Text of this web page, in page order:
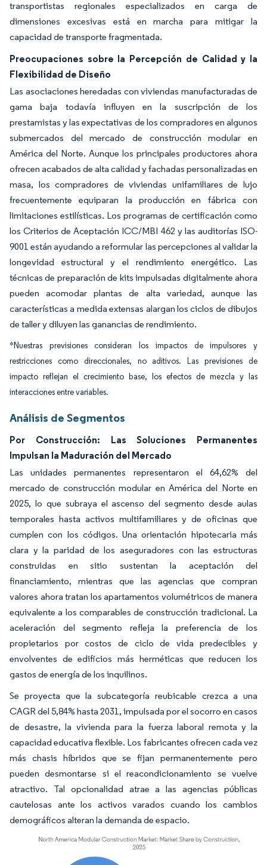
transportistas regionales especializados en carga de
dimensiones excesivas está en marcha para mitigar la
capacidad de transporte fragmentada.
Preocupaciones sobre la Percepción de Calidad y la
Flexibilidad de Diseño
Las asociaciones heredadas con viviendas manufacturadas de
gama baja todavía influyen en la suscripción de los
prestamistas y las expectativas de los compradores en algunos
submercados del mercado de construcción modular en
América del Norte. Aunque los principales productores ahora
ofrecen acabados de alta calidad y fachadas personalizadas en
masa, los compradores de viviendas unifamiliares de lujo
frecuentemente equiparan la producción en fábrica con
limitaciones estilísticas. Los programas de certificación como
los Criterios de Aceptación ICC/MBI 462 y las auditorías ISO-
9001 están ayudando a reformular las percepciones al validar la
longevidad estructural y el rendimiento energético. Las
técnicas de preparación de kits impulsadas digitalmente ahora
pueden acomodar plantas de alta variedad, aunque las
características a medida extensas alargan los ciclos de dibujos
de taller y diluyen las ganancias de rendimiento.
*Nuestras previsiones consideran los impactos de impulsores y
restricciones como direccionales, no aditivos. Las previsiones de
impacto reflejan el crecimiento base, los efectos de mezcla y las
interacciones entre variables.
Análisis de Segmentos
Por Construcción: Las Soluciones Permanentes
Impulsan la Maduración del Mercado
Las unidades permanentes representaron el 64,62% del
mercado de construcción modular en América del Norte en
2025, lo que subraya el ascenso del segmento desde aulas
temporales hasta activos multifamiliares y de oficinas que
cumplen con los códigos. Una orientación hipotecaria más
clara y la paridad de los aseguradores con las estructuras
construidas en sitio sustentan la aceptación del
financiamiento, mientras que las agencias que compran
valores ahora tratan los apartamentos volumétricos de manera
equivalente a los comparables de construcción tradicional. La
aceleración del segmento refleja la preferencia de los
propietarios por costos de ciclo de vida predecibles y
envolventes de edificios más herméticas que reducen los
gastos de energía de los inquilinos.
Se proyecta que la subcategoría reubicable crezca a una
CAGR del 5,84% hasta 2031, impulsada por el socorro en casos
de desastre, la vivienda para la fuerza laboral remota y la
capacidad educativa flexible. Los fabricantes ofrecen cada vez
más chasis híbridos que se fijan permanentemente pero
pueden desmontarse si el reacondicionamiento se vuelve
atractivo. Tal opcionalidad atrae a las agencias públicas
cautelosas ante los activos varados cuando los cambios
demográficos alteran la demanda de espacio.